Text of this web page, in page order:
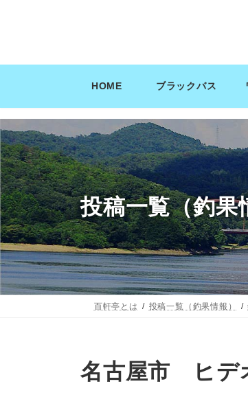
ン
ス
キ
ッ
プ
ー
ン
に
移
動
HOME ブラックバス
投稿一覧（釣果
百軒亭とは 投稿一覧（釣果情報）
名古屋市 ヒデ